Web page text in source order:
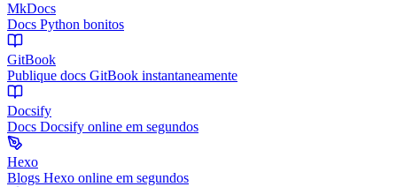
MkDocs
Docs Python bonitos
GitBook
Publique docs GitBook instantaneamente
Docsify
Docs Docsify online em segundos
Hexo
Blogs Hexo online em segundos